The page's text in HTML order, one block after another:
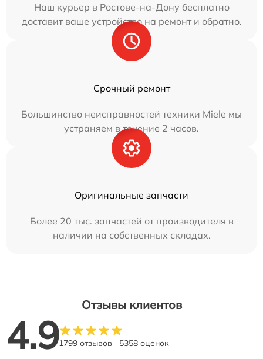
Наш курьер в Ростове-на-Дону бесплатно
доставит ваше устройство на ремонт и обратно.
Срочный ремонт
Большинство неисправностей техники Miele мы
устраняем в течение 2 часов.
Оригинальные запчасти
Более 20 тыс. запчастей от производителя в
наличии на собственных складах.
Отзывы клиентов
4.91799 отзывов 5358 оценок